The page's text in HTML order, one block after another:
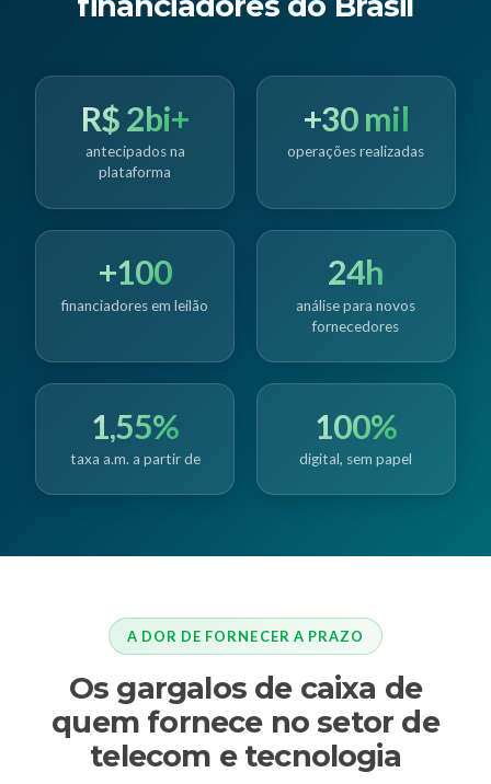
R$ 2bi+
antecipados na
plataforma
+30 mil
operações realizadas
+100
financiadores em leilão
24h
análise para novos
fornecedores
1,55%
taxa a.m. a partir de
100%
digital, sem papel
A DOR DE FORNECER A PRAZO
Os gargalos de caixa de
quem fornece no setor de
telecom e tecnologia